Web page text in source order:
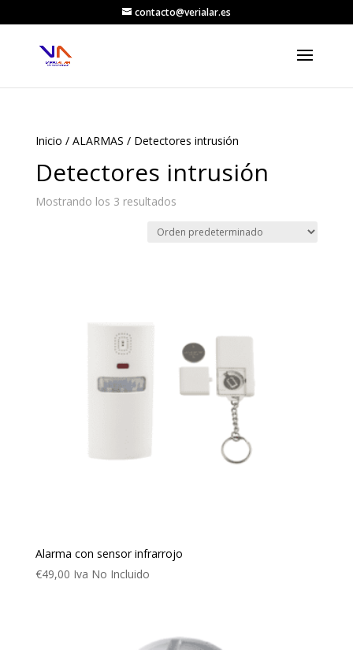
contacto@verialar.es
Inicio / ALARMAS / Detectores intrusión
Detectores intrusión
Mostrando los 3 resultados
Alarma con sensor infrarrojo
€49,00 Iva No Incluido